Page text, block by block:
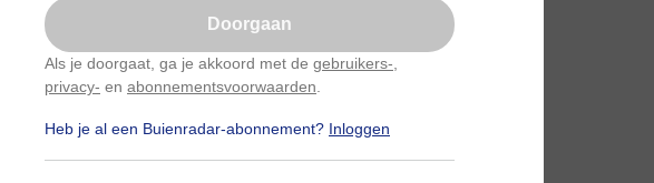
Doorgaan
Als je doorgaat, ga je akkoord met de gebruikers-
privacy- en abonnementsvoorwaarden
Heb je al een Buienradar-abonnement? Inloggen
##terras #bewolking
Nu niet, misschien later
Gebruik je Safari en wil je niet elke dag deze pop-up
Klikhierom dit aan te passen